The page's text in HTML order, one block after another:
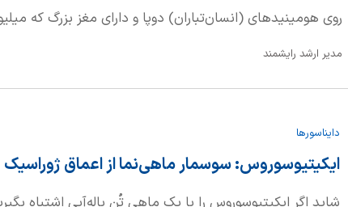
روی هومینیدهای (انسان‌تباران) دوپا و دارای مغز بزرگ که
آفریقا زندگی می‌کردند، تمرکز دارند. اما واقعیت این است که
شب‌دوست‌ها (تارسیرها) نیز می‌شوند – تاریخ تکاملی بسیار
دایناسورها برمی‌گردد.
مدیر ارشد رایشمند
دایناسورها
ایکیتیوسوروس: سوسمار ماهی‌نما از اعماق ژوراسیک
شاید اگر ایکیتیوسوروس را با یک ماهی تُن باله‌آبی اشتباه